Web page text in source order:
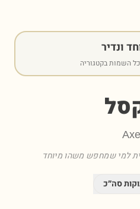
ונדיר
השמות בקטגוריה
Axel
למי שמחפש משהו מיוחד
סה״כ